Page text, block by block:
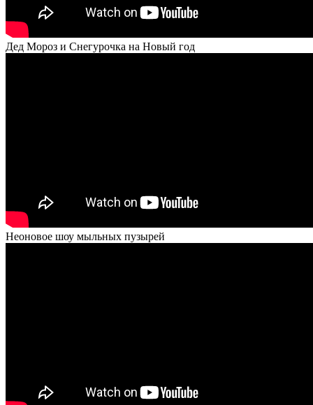
Дед Мороз и Снегурочка на Новый год
Неоновое шоу мыльных пузырей